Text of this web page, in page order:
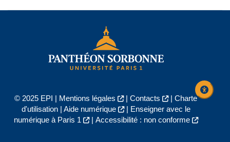
© 2025 EPI | Mentions légales | Contacts | Charte
d'utilisation| Aide numérique |
Enseigner avec le
numérique à Paris 1
| Accessibilité : non conforme